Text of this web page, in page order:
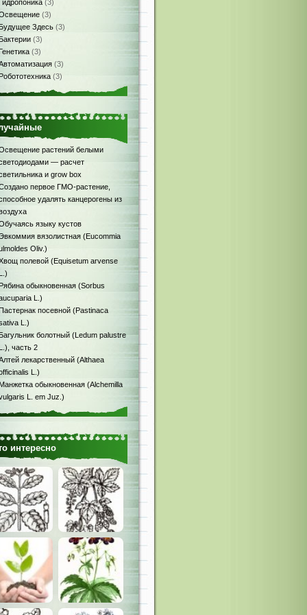
(3)
(3)
Здесь (3)
(3)
(3)
(3)
(3)
растений белыми
— расчет
и grow box
первое ГМО-растение,
удалять канцерогены из
языку кустов
вязолистная (Eucommia
Oliv.)
полевой (Equisetum arvense
обыкновенная (Sorbus
L.)
посевной (Pastinaca
L.)
болотный (Ledum palustre
часть 2
лекарственный (Althaea
L.)
обыкновенная (Alchemilla
L. em Juz.)
интересно